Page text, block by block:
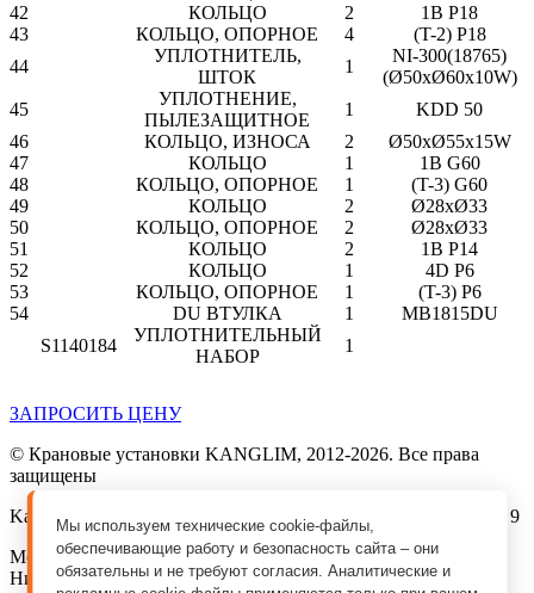
42
КОЛЬЦО 2
1B P18
43
КОЛЬЦО, ОПОРНОЕ 4
(T-2) P18
44
УПЛОТНИТЕЛЬ,
ШТОК
1
NI-300(18765)
(Ø50xØ60x10W)
45
УПЛОТНЕНИЕ,
ПЫЛЕЗАЩИТНОЕ
1
KDD 50
46
КОЛЬЦО, ИЗНОСА 2
Ø50xØ55x15W
47
КОЛЬЦО 1
1B G60
48
КОЛЬЦО, ОПОРНОЕ 1
(T-3) G60
49
КОЛЬЦО 2
Ø28xØ33
50
КОЛЬЦО, ОПОРНОЕ 2
Ø28xØ33
51
КОЛЬЦО 2
1B P14
52
КОЛЬЦО 1
4D P6
53
КОЛЬЦО, ОПОРНОЕ 1
(T-3) P6
54
DU ВТУЛКА 1
MB1815DU
S1140184
УПЛОТНИТЕЛЬНЫЙ
НАБОР
1
ЗАПРОСИТЬ ЦЕНУ
© Крановые установки KANGLIM, 2012-2026. Все права
защищены
Kanglim MSK Compani, г. Москва, ул. Талалихина, д. 41, стр. 9
Москва, Санкт-Петербург, Краснодар, Ростов-на-Дону,
Нижний Новгород, Самара, Красноярск, Ижевск,
Мы используем технические cookie-файлы,
обеспечивающие работу и безопасность сайта – они
обязательны и не требуют согласия. Аналитические и